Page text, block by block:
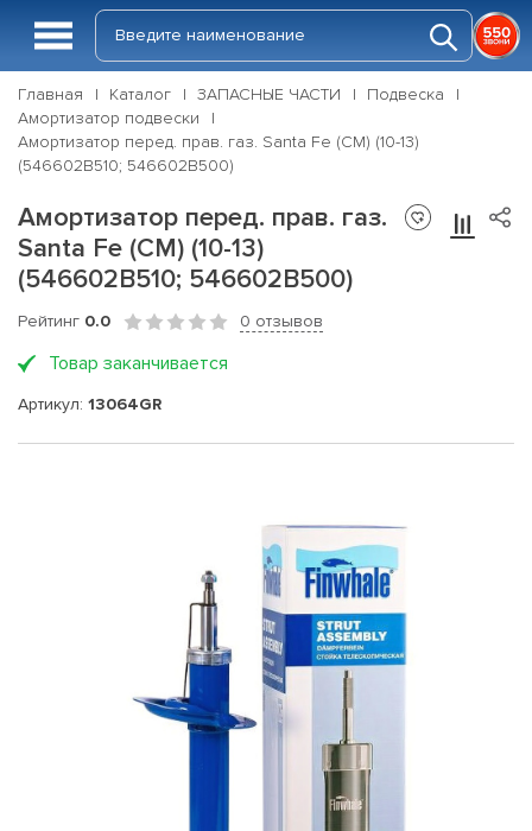
Главная Каталог ЗАПАСНЫЕ ЧАСТИ
Подвеска
Амортизатор подвески
Амортизатор перед. прав. газ. Santa Fe (CM) (10-13)
(546602B510; 546602B500)
Амортизатор перед. прав. газ.
Santa Fe (CM) (10-13)
(546602B510; 546602B500)
Рейтинг 0.0 0 отзывов
Товар заканчивается
Артикул: 13064GR